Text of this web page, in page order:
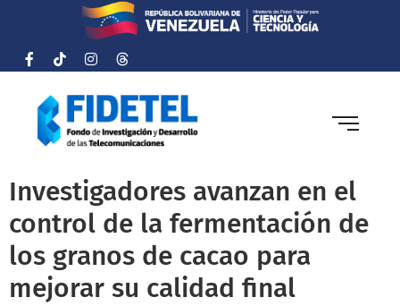
Investigadores avanzan en el
control de la fermentación de
los granos de cacao para
mejorar su calidad final